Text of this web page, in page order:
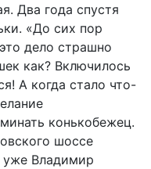
Два года спустя
«До сих пор
дело страшно
как? Включилось
А когда стало что-
конькобежец.
шоссе
уже Владимир